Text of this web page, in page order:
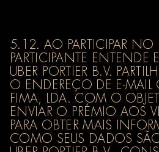
5.12. AO PARTICIPAR NO
PARTICIPANTE ENTENDE
UBER PORTIER B.V.
O ENDEREÇO DE E-MAIL
FIMA, LDA. COM O
ENVIAR O PRÉMIO AOS
PARA OBTER MAIS
COMO SEUS DADOS SÃO